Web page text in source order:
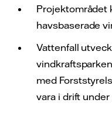
Projektområdet
havsbaserade
Vattenfall
med
vara i drift